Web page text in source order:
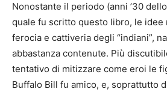
Nonostante il periodo (anni ’30
quale fu scritto questo libro, le idee
ferocia e cattiveria degli “indiani”,
abbastanza contenute. Più
tentativo di mitizzare come eroi le
Buffalo Bill fu amico, e, soprattutto